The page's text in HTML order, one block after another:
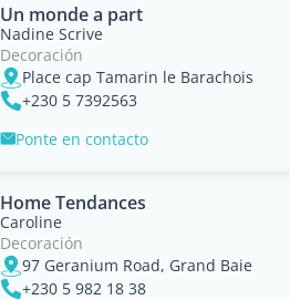
Un monde a part
Nadine Scrive
Decoración
Place cap Tamarin le Barachois
+230 5 7392563
Ponte en contacto
Home Tendances
Caroline
Decoración
97 Geranium Road, Grand Baie
+230 5 982 18 38